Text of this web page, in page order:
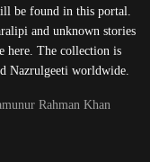
be found in this portal.
and unknown stories
here. The collection is
Nazrulgeeti worldwide.
Rahman Khan